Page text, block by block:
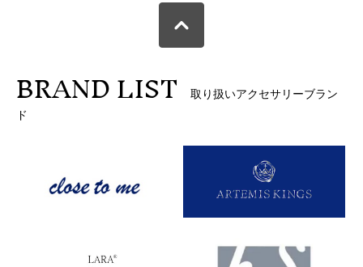
BRAND LIST 取り扱いアクセサリーブラン
ド